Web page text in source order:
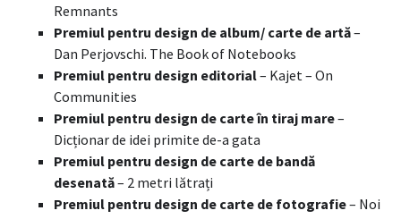
Remnants
Premiul pentru design de album/ carte de artă–
Dan Perjovschi. The Book of Notebooks
Premiul pentru design editorial– Kajet – On
Communities
Premiul pentru design de carte în tiraj mare–
Dicționar de idei primite de-a gata
Premiul pentru design de carte de bandă
desenată– 2 metri lătrați
Premiul pentru design de carte de fotografie– Noi